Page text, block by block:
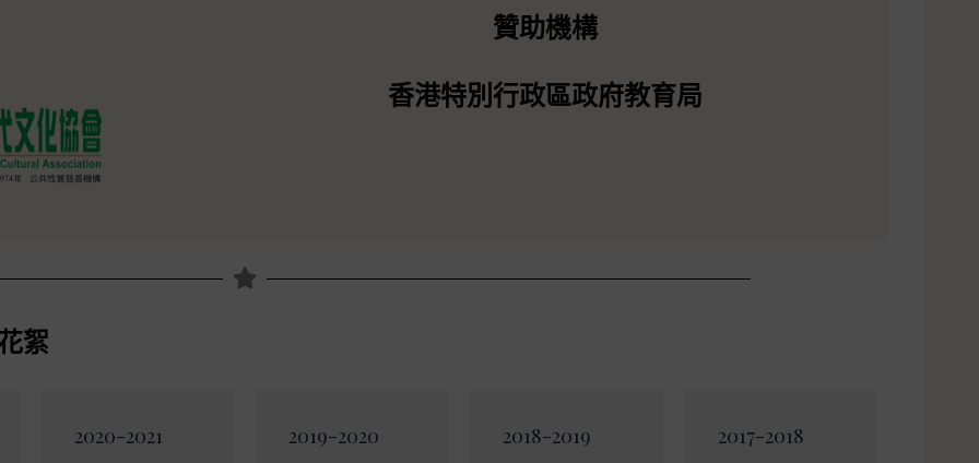
贊助機構
香港特別行政區政府教育局
絮
2020-2021 2019-2020 2018-2019 2017-2018